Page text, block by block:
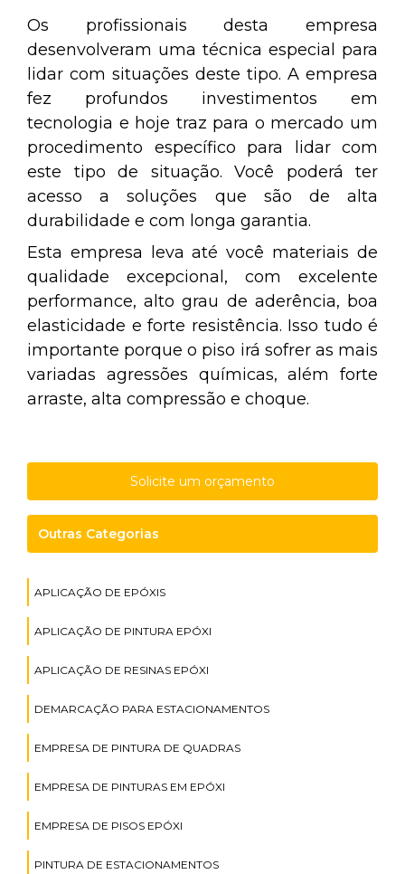
Os profissionais desta empresa
desenvolveram uma técnica especial para
lidar com situações deste tipo. A empresa
fez profundos investimentos em
tecnologia e hoje traz para o mercado um
procedimento específico para lidar com
este tipo de situação. Você poderá ter
acesso a soluções que são de alta
durabilidade e com longa garantia.
Esta empresa leva até você materiais de
qualidade excepcional, com excelente
performance, alto grau de aderência, boa
elasticidade e forte resistência. Isso tudo é
importante porque o piso irá sofrer as mais
variadas agressões químicas, além forte
arraste, alta compressão e choque.
Solicite um orçamento
Outras Categorias
APLICAÇÃO DE EPÓXIS
APLICAÇÃO DE PINTURA EPÓXI
APLICAÇÃO DE RESINAS EPÓXI
DEMARCAÇÃO PARA ESTACIONAMENTOS
EMPRESA DE PINTURA DE QUADRAS
EMPRESA DE PINTURAS EM EPÓXI
EMPRESA DE PISOS EPÓXI
PINTURA DE ESTACIONAMENTOS